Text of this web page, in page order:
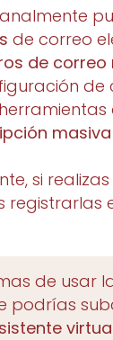
de correo
de correo
si
registrarlas
de usar
podrías